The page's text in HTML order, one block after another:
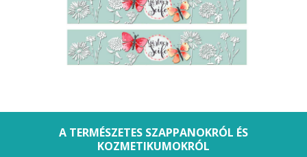
A TERMÉSZETES SZAPPANOKRÓL ÉS
KOZMETIKUMOKRÓL